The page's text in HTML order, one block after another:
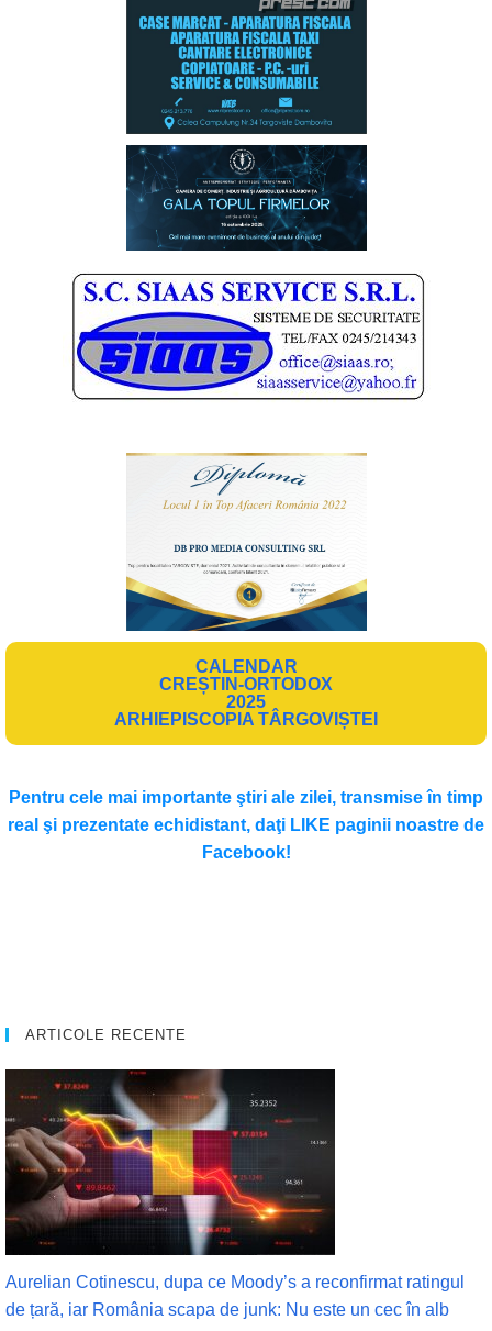
CALENDAR
CREȘTIN-ORTODOX
2025
ARHIEPISCOPIA TÂRGOVIȘTEI
Pentru cele mai importante ştiri ale zilei, transmise în timp
real şi prezentate echidistant, daţi LIKE paginii noastre de
Facebook!
ARTICOLE RECENTE
Aurelian Cotinescu, dupa ce Moody’s a reconfirmat ratingul
de țară, iar România scapa de junk: Nu este un cec în alb